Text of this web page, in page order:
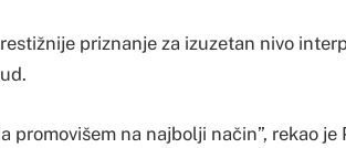
priznanje za izuzetan nivo
promovišem na najbolji način”, rekao je